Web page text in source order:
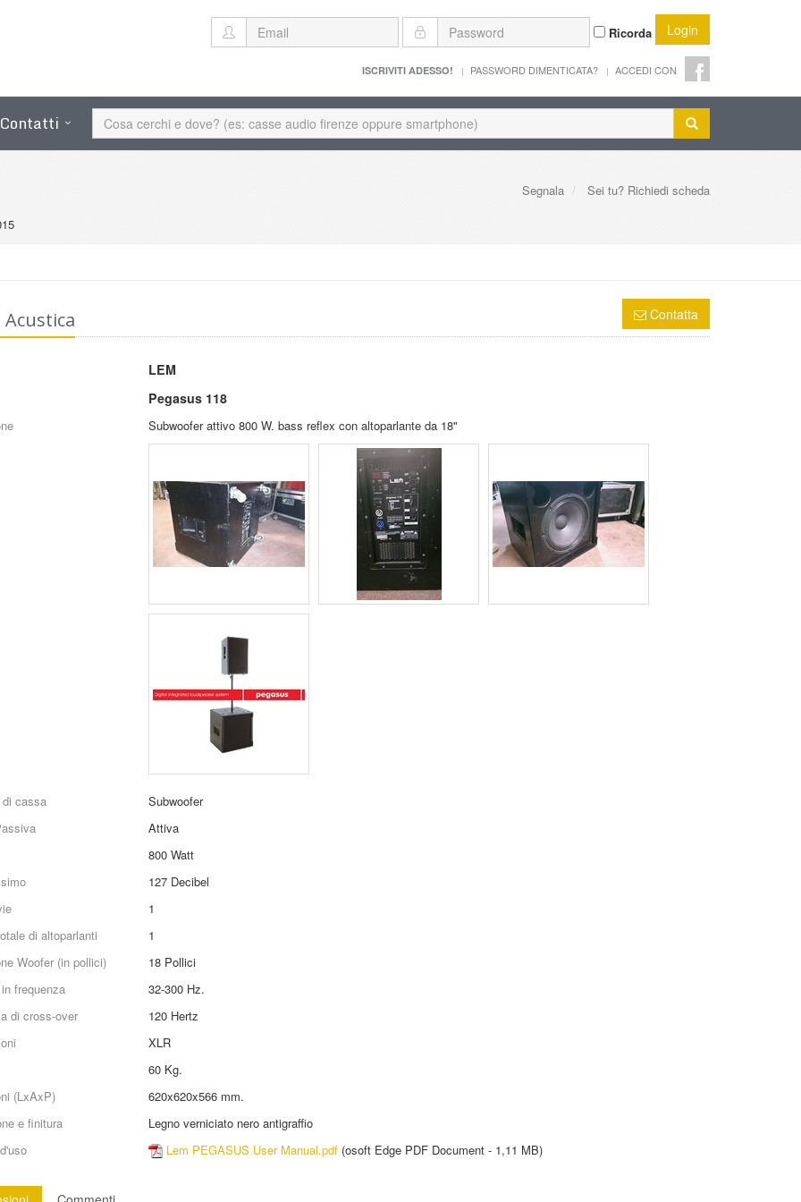
Ricorda Login
ISCRIVITI ADESSO! PASSWORD DIMENTICATA? ACCEDI CON
Contatti
Segnala Sei tu? Richiedi scheda
Contatta
Acustica
LEM
Pegasus 118
Subwoofer attivo 800 W. bass reflex con altoparlante da 18"
cassa
Subwoofer
Attiva
800 Watt
127 Decibel
1
di altoparlanti
1
Woofer (in pollici)
18 Pollici
frequenza
32-300 Hz.
di cross-over
120 Hertz
XLR
60 Kg.
(LxAxP)
620x620x566 mm.
e finitura
Legno verniciato nero antigraffio
Lem PEGASUS User Manual.pdf(osoft Edge PDF Document - 1,11 MB)